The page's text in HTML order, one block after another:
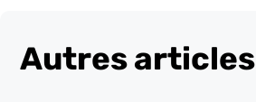
Autres articles